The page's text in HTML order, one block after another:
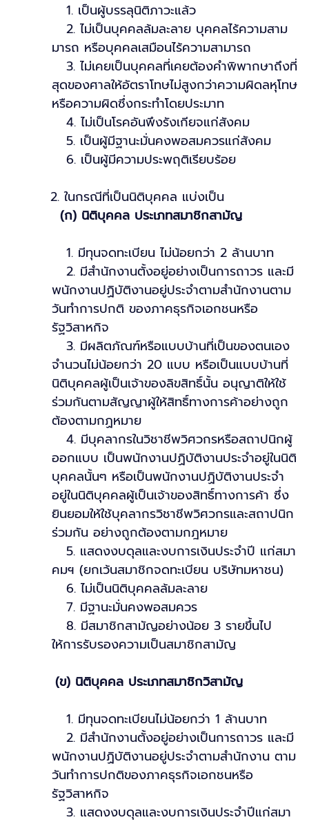
1. เป็นผู้บรรลุนิติภาวะแล้ว
2. ไม่เป็นบุคคลล้มละลาย บุคคลไร้ความสาม
มารถ หรือบุคคลเสมือนไร้ความสามารถ
3. ไม่เคยเป็นบุคคลที่เคยต้องคำพิพากษาถึงที่
สุดของศาลให้อัตราโทษไม่สูงกว่าความผิดลหุโทษ
หรือความผิดซึ่งกระทำโดยประมาท
4. ไม่เป็นโรคอันพึงรังเกียจแก่สังคม
5. เป็นผู้มีฐานะมั่นคงพอสมควรแก่สังคม
6. เป็นผู้มีความประพฤติเรียบร้อย
2. ในกรณีที่เป็นนิติบุคคล แบ่งเป็น
(ก) นิติบุคคล ประเภทสมาชิกสามัญ
1. มีทุนจดทะเบียน ไม่น้อยกว่า 2 ล้านบาท
2. มีสำนักงานตั้งอยู่อย่างเป็นการถาวร และมี
พนักงานปฏิบัติงานอยู่ประจำตามสำนักงานตาม
วันทำการปกติ ของภาคธุรกิจเอกชนหรือ
รัฐวิสาหกิจ
3. มีผลิตภัณฑ์หรือแบบบ้านที่เป็นของตนเอง
จำนวนไม่น้อยกว่า 20 แบบ หรือเป็นแบบบ้านที่
นิติบุคคลผู้เป็นเจ้าของลิขสิทธิ์นั้น อนุญาติให้ใช้
ร่วมกันตามสัญญาผู้ให้สิทธิ์ทางการค้าอย่างถูก
ต้องตามกฏหมาย
4. มีบุคลากรในวิชาชีพวิศวกรหรือสถาปนิกผู้
ออกแบบ เป็นพนักงานปฏิบัติงานประจำอยู่ในนิติ
บุคคลนั้นๆ หรือเป็นพนักงานปฏิบัติงานประจำ
อยู่ในนิติบุคคลผู้เป็นเจ้าของสิทธิ์ทางการค้า ซึ่ง
ยินยอมให้ใช้บุคลากรวิชาชีพวิศวกรและสถาปนิก
ร่วมกัน อย่างถูกต้องตามกฎหมาย
5. แสดงงบดุลและงบการเงินประจำปี แก่สมา
คมฯ (ยกเว้นสมาชิกจดทะเบียน บริษัทมหาชน)
6. ไม่เป็นนิติบุคคลล้มละลาย
7. มีฐานะมั่นคงพอสมควร
8. มีสมาชิกสามัญอย่างน้อย 3 รายขึ้นไป
ให้การรับรองความเป็นสมาชิกสามัญ
(ข) นิติบุคคล ประเภทสมาชิกวิสามัญ
1. มีทุนจดทะเบียนไม่น้อยกว่า 1 ล้านบาท
2. มีสำนักงานตั้งอยู่อย่างเป็นการถาวร และมี
พนักงานปฏิบัติงานอยู่ประจำตามสำนักงาน ตาม
วันทำการปกติของภาคธุรกิจเอกชนหรือ
รัฐวิสาหกิจ
3. แสดงงบดุลและงบการเงินประจำปีแก่สมา